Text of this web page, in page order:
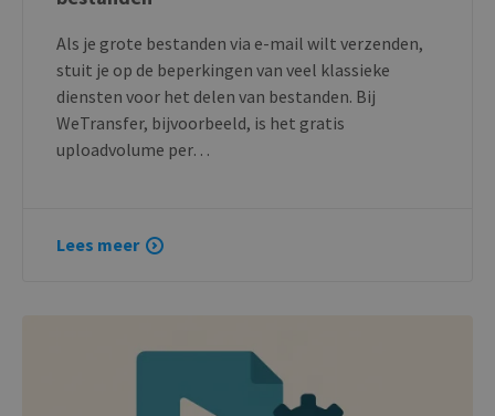
Als je grote bestanden via e-mail wilt verzenden,
stuit je op de beperkingen van veel klassieke
diensten voor het delen van bestanden. Bij
WeTransfer, bijvoorbeeld, is het gratis
uploadvolume per…
Lees meer